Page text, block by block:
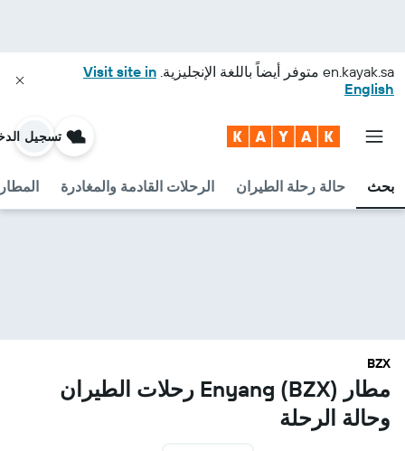
en.kayak.sa متوفر أيضاً باللغة الإنجليزية. Visit site in
English
بحث حالة رحلة الطيران الرحلات القادمة والمغادرة
تسجيل
BZX
مطار Enyang (BZX) رحلات الطيران
وحالة الرحلة